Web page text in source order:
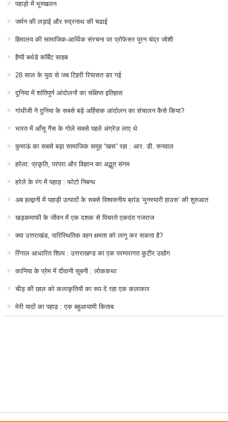
पहाड़ो में भूस्खलन
जर्मन की लड़ाई और रुद्रनाथ की चढाई
हिमालय की सामाजिक-आर्थिक संरचना पर प्रोफेसर पूरन चंद्र जोशी
हैप्पी बर्थडे कॉर्बेट साहब
28 साल के युवा से जब टिहरी रियासत डर गई
दुनिया में शांतिपूर्ण आंदोलनों का संक्षिप्त इतिहास
गांधीजी ने दुनिया के सबसे बड़े अहिंसक आंदोलन का संचालन कैसे किया?
भारत में आँसू गैस के गोले सबसे पहले अंग्रेज़ लाए थे
कुमाऊं का सबसे बड़ा सामाजिक समूह “खस” रहा : आर. डी. सनवाल
हरेला: प्रकृति, परंपरा और विज्ञान का अद्भुत संगम
हरेले के रंग में पहाड़ : फोटो निबन्ध
अब हल्द्वानी में पहाड़ी उत्पादों के सबसे विश्वसनीय ब्रांड ‘मुनस्यारी हाउस’ की शुरुआत
खड़कमाफी के जीवन में एक दशक से विचरते एकदंत गजराज
क्या उत्तराखंड, पारिस्थितिक वहन क्षमता को लागू कर सकता है?
रिंगाल आधारित शिल्प : उत्तराखण्ड का एक परम्परागत कुटीर उद्योग
कानिया के प्रेम में दीवानी सुबनी : लोककथा
चीड़ की छाल को कलाकृतियों का रूप दे रहा एक कलाकार
मेरी यादों का पहाड़ : एक बहुआयामी किताब